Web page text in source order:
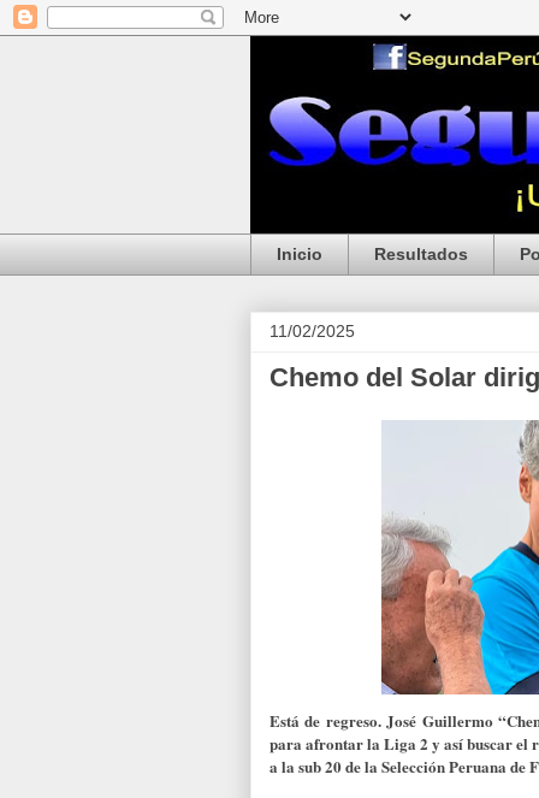
Inicio Resultados
11/02/2025
Chemo del Solar
Está de regreso. José Guillermo
para afrontar la Liga 2 y así buscar el
a la sub 20 de la Selección Peruana de